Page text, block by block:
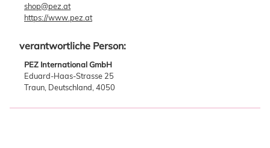
shop@pez.at
https://www.pez.at
verantwortliche Person:
PEZ International GmbH
Eduard-Haas-Strasse 25
Traun, Deutschland, 4050